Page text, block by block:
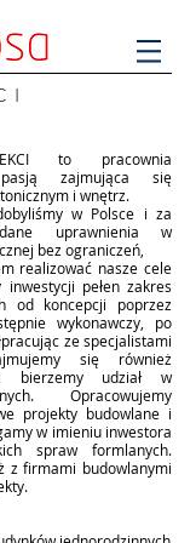
I
to pracownia
zajmująca się
i wnętrz.
w Polsce i za
uprawnienia w
bez ograniczeń,
realizować nasze cele
inwestycji pełen zakres
od koncepcji poprzez
wykonawczy, po
ze specjalistami
się również
bierzemy udział w
Opracowujemy
projekty budowlane i
w imieniu inwestora
spraw formlanych.
z firmami budowlanymi